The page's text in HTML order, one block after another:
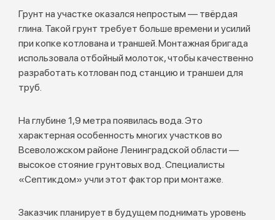
Грунт на участке оказался непростым — твёрдая
глина. Такой грунт требует больше времени и усилий
при копке котлована и траншей. Монтажная бригада
использовала отбойный молоток, чтобы качественно
разработать котлован под станцию и траншеи для
труб.
На глубине 1,9 метра появилась вода. Это
характерная особенность многих участков во
Всеволожском районе Ленинградской области —
высокое стояние грунтовых вод. Специалисты
«Септикдом» учли этот фактор при монтаже.
Заказчик планирует в будущем поднимать уровень